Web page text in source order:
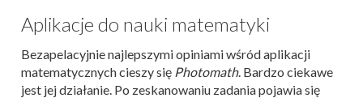
Aplikacje do nauki matematyki
Bezapelacyjnie najlepszymi opiniami wśród aplikacji
matematycznych cieszy się Photomath. Bardzo ciekawe
jest jej działanie. Po zeskanowaniu zadania pojawia się